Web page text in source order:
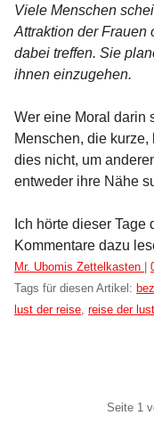
Viele Menschen
Attraktion der Frauen
dabei treffen. Sie
ihnen einzugehen.
Wer eine Moral darin
Menschen, die
dies nicht, um
entweder ihre Nähe
Ich hörte dieser
Kommentare dazu
Kategorien:
Mr. Ubomis Zettelkasten
Tags für diesen Artikel:
lust der reise, reise der lust
Seite 1